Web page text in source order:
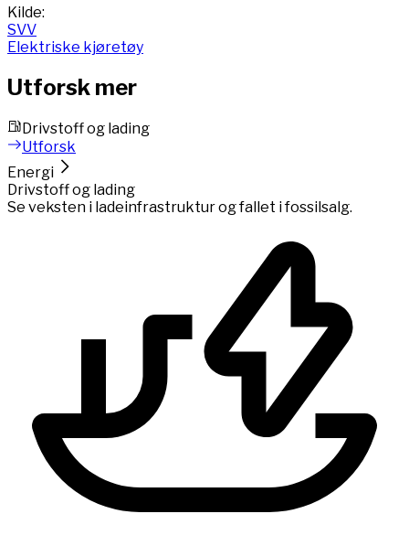
End of interactive chart.
Kilde:
SVV
Elektriske kjøretøy
Utforsk mer
Drivstoff og lading
Utforsk
Energi
Drivstoff og lading
Se veksten i ladeinfrastruktur og fallet i fossilsalg.